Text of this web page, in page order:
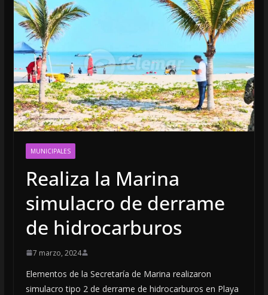
MUNICIPALES
Realiza la Marina
simulacro de derrame
de hidrocarburos
7 marzo, 2024
Elementos de la Secretaría de Marina realizaron
simulacro tipo 2 de derrame de hidrocarburos en Playa